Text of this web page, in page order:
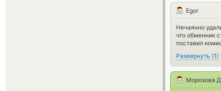
Egor
Нечаянно
что обменник
поставил
Развернуть (1)
Морозова